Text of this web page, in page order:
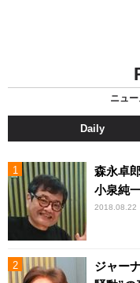
ニュ
Daily
森永卓
小泉純
2018.08.22
ジャー